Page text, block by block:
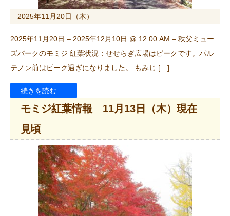
2025年11月20日（木）
2025年11月20日 – 2025年12月10日 @ 12:00 AM – 秩父ミュー
ズパークのモミジ 紅葉状況：せせらぎ広場はピークです。パル
テノン前はピーク過ぎになりました。 もみじ […]
続きを読む
モミジ紅葉情報 11月13日（木）現在
見頃